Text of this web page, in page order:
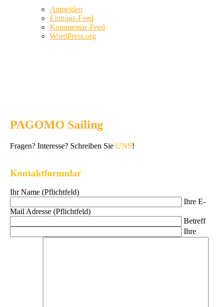
Anmelden
Eintrags-Feed
Kommentar-Feed
WordPress.org
PAGOMO Sailing
Fragen? Interesse? Schreiben Sie UNS!
Kontaktformular
Ihr Name (Pflichtfeld)
Ihre E-
Mail Adresse (Pflichtfeld)
Betreff
Ihre